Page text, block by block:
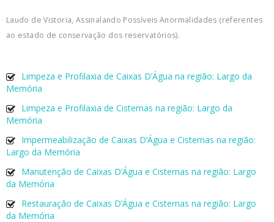
Laudo de Vistoria, Assinalando Possíveis Anormalidades (referentes
ao estado de conservação dos reservatórios).
Limpeza e Profilaxia de Caixas D’Água na região: Largo da
Memória
Limpeza e Profilaxia de Cisternas na região: Largo da
Memória
Impermeabilização de Caixas D’Água e Cisternas na região:
Largo da Memória
Manutenção de Caixas D’Água e Cisternas na região: Largo
da Memória
Restauração de Caixas D’Água e Cisternas na região: Largo
da Memória